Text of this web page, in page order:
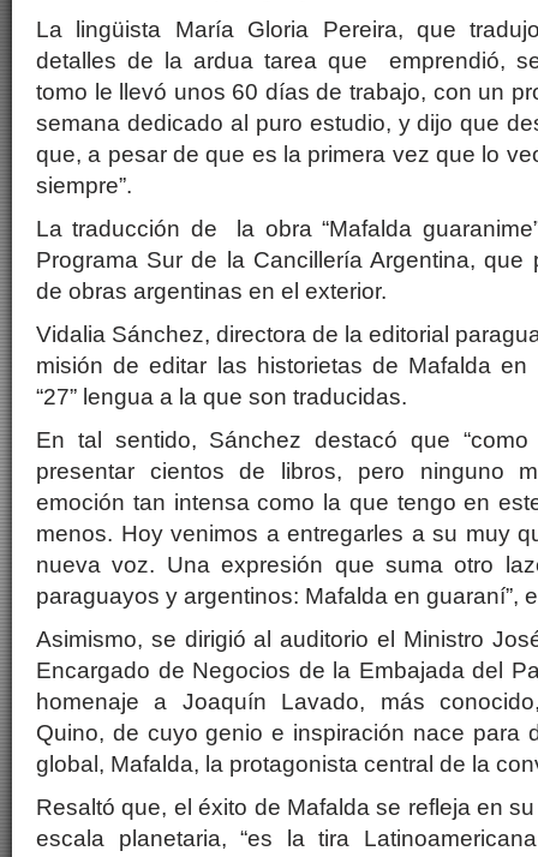
La lingüista María Gloria Pereira, que
detalles de la ardua tarea que emprendió,
tomo le llevó unos 60 días de trabajo, con un
semana dedicado al puro estudio, y dijo que
que, a pesar de que es la primera vez que lo
siempre”.
La traducción de la obra “Mafalda
Programa Sur de la Cancillería Argentina, que
de obras argentinas en el exterior.
Vidalia Sánchez, directora de la editorial
misión de editar las historietas de Mafalda en
“27” lengua a la que son traducidas.
En tal sentido, Sánchez destacó que
presentar cientos de libros, pero ninguno
emoción tan intensa como la que tengo en
menos. Hoy venimos a entregarles a su muy
nueva voz. Una expresión que suma otro
paraguayos y argentinos: Mafalda en guaraní”,
Asimismo, se dirigió al auditorio el Ministro
Encargado de Negocios de la Embajada del
homenaje a Joaquín Lavado, más
Quino, de cuyo genio e inspiración nace para
global, Mafalda, la protagonista central de la
Resaltó que, el éxito de Mafalda se refleja en
escala planetaria, “es la tira